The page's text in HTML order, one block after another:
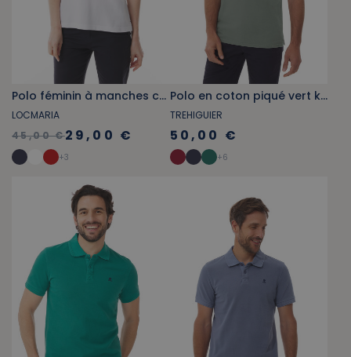
Polo féminin à manches courtes blanc
LOCMARIA
45,00 €29,00 €
+3
Polo en coton piqué vert kaki
TREHIGUIER
50,00 €
+6